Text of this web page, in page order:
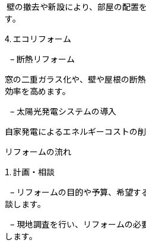
壁の撤去や新設により、部屋の配置
す。
4. エコリフォーム
– 断熱リフォーム
窓の二重ガラス化や、壁や屋根の断
効率を高めます。
– 太陽光発電システムの導入
自家発電によるエネルギーコストの削
リフォームの流れ
1. 計画・相談
– リフォームの目的や予算、希望
談します。
– 現地調査を行い、リフォームの
します。